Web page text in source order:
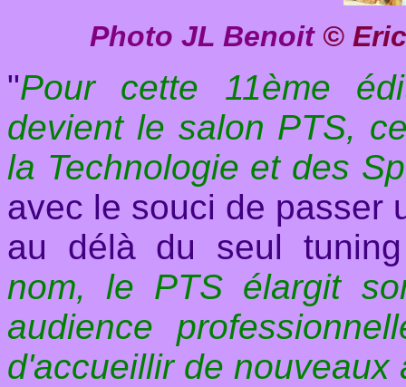
Photo JL Benoit ©
"Pour cette 11ème
devient le salon PTS,
la Technologie et des
avec le souci de passer
au délà du seul
nom, le PTS élargit
audience
d'accueillir de